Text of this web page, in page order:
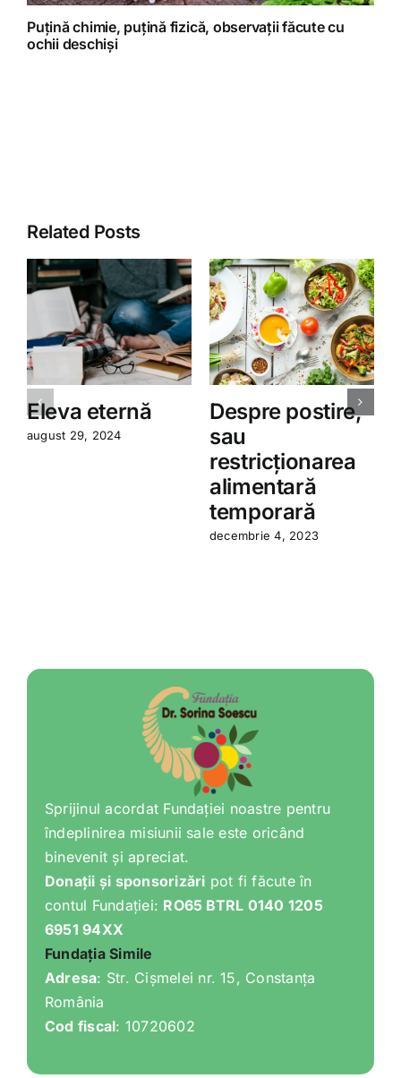
Puțină chimie, puțină fizică, observații făcute cu
ochii deschiși
Related Posts
Eleva eternă
august 29, 2024
Despre postire,
sau
restricționarea
alimentară
temporară
decembrie 4, 2023
Sprijinul acordat Fundației noastre pentru
îndeplinirea misiunii sale este oricând
binevenit și apreciat.
Donații și sponsorizări pot fi făcute în
contul Fundației: RO65 BTRL 0140 1205
6951 94XX
Fundația Simile
Adresa: Str. Cișmelei nr. 15, Constanța
România
Cod fiscal: 10720602